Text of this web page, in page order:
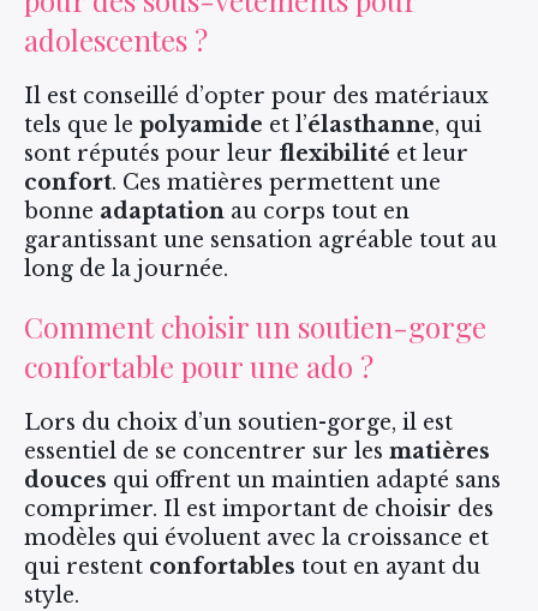
adolescentes ?
Il est conseillé d’opter pour des matériaux
tels que le polyamide et l’élasthanne, qui
sont réputés pour leur flexibilité et leur
confort. Ces matières permettent une
bonne adaptation au corps tout en
garantissant une sensation agréable tout au
long de la journée.
Comment choisir un soutien-gorge
confortable pour une ado ?
Lors du choix d’un soutien-gorge, il est
essentiel de se concentrer sur les matières
douces qui offrent un maintien adapté sans
comprimer. Il est important de choisir des
modèles qui évoluent avec la croissance et
qui restent confortables tout en ayant du
style.